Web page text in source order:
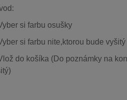
si farbu osušky
si farbu nite,ktorou bude
do košíka (Do poznámky na